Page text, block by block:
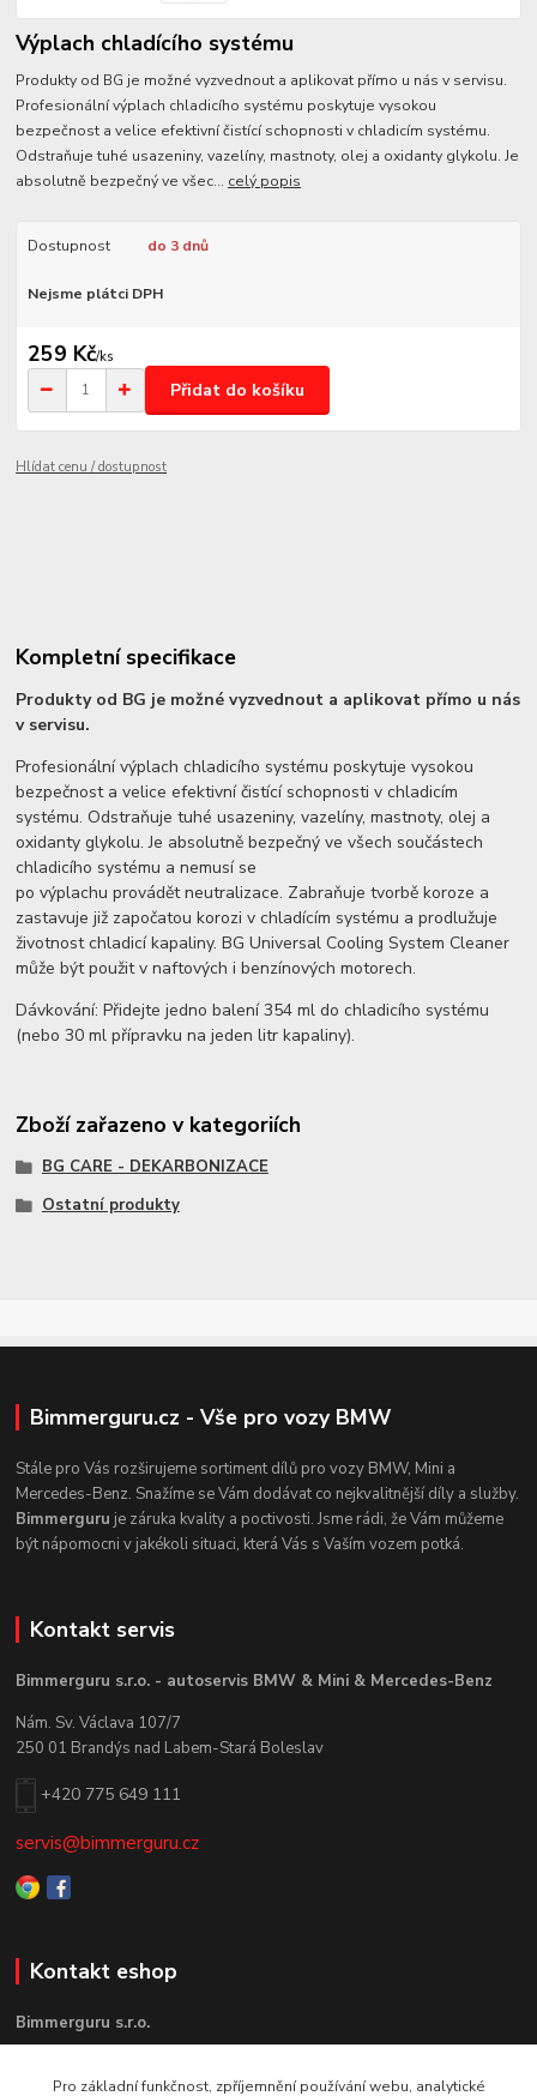
Výplach chladícího systému
Produkty od BG je možné vyzvednout a aplikovat přímo u nás v servisu.
Profesionální výplach chladicího systému poskytuje vysokou
bezpečnost a velice efektivní čistící schopnosti v chladicím systému.
Odstraňuje tuhé usazeniny, vazelíny, mastnoty, olej a oxidanty glykolu. Je
absolutně bezpečný ve všec... celý popis
Dostupnost do 3 dnů
Nejsme plátci DPH
259 Kč/ks
Přidat do košíku
Hlídat cenu / dostupnost
Kompletní specifikace
Produkty od BG je možné vyzvednout a aplikovat přímo u nás
v servisu.
Profesionální výplach chladicího systému poskytuje vysokou
bezpečnost a velice efektivní čistící schopnosti v chladicím
systému. Odstraňuje tuhé usazeniny, vazelíny, mastnoty, olej a
oxidanty glykolu. Je absolutně bezpečný ve všech součástech
chladicího systému a nemusí se
po výplachu provádět neutralizace. Zabraňuje tvorbě koroze a
zastavuje již započatou korozi v chladícím systému a prodlužuje
životnost chladicí kapaliny. BG Universal Cooling System Cleaner
může být použit v naftových i benzínových motorech.
Dávkování: Přidejte jedno balení 354 ml do chladicího systému
(nebo 30 ml přípravku na jeden litr kapaliny).
Zboží zařazeno v kategoriích
BG CARE - DEKARBONIZACE
Ostatní produkty
Bimmerguru.cz - Vše pro vozy BMW
Stále pro Vás rozširujeme sortiment dílů pro vozy BMW, Mini a
Mercedes-Benz. Snažíme se Vám dodávat co nejkvalitnější díly a služby.
Bimmerguru je záruka kvality a poctivosti. Jsme rádi, že Vám můžeme
být nápomocni v jakékoli situaci, která Vás s Vaším vozem potká.
Kontakt servis
Bimmerguru s.r.o. - autoservis BMW & Mini & Mercedes-Benz
Nám. Sv. Václava 107/7
250 01 Brandýs nad Labem-Stará Boleslav
+420 775 649 111
servis@bimmerguru.cz
Kontakt eshop
Bimmerguru s.r.o.
250 70 Postřižín
Pro základní funkčnost, zpříjemnění používání webu, analytické